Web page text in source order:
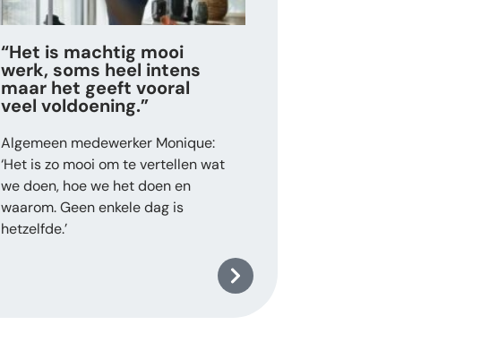
“Het is machtig mooi
werk, soms heel intens
maar het geeft vooral
veel voldoening.”
Algemeen medewerker Monique:
‘Het is zo mooi om te vertellen wat
we doen, hoe we het doen en
waarom. Geen enkele dag is
hetzelfde.’